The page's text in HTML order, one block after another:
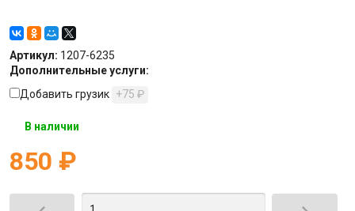
Артикул: 1207-6235
Дополнительные услуги:
Добавить грузик +75 ₽
В наличии
850 ₽